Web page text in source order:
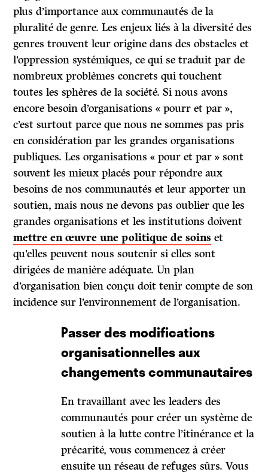
plus d’importance aux communautés de la
pluralité de genre. Les enjeux liés à la diversité des
genres trouvent leur origine dans des obstacles et
l’oppression systémiques, ce qui se traduit par de
nombreux problèmes concrets qui touchent
toutes les sphères de la société. Si nous avons
encore besoin d’organisations « pourr et par »,
c’est surtout parce que nous ne sommes pas pris
en considération par les grandes organisations
publiques. Les organisations « pour et par » sont
souvent les mieux placés pour répondre aux
besoins de nos communautés et leur apporter un
soutien, mais nous ne devons pas oublier que les
grandes organisations et les institutions doivent
mettre en œuvre une politique de soins et
qu’elles peuvent nous soutenir si elles sont
dirigées de manière adéquate. Un plan
d’organisation bien conçu doit tenir compte de son
incidence sur l’environnement de l’organisation.
Passer des modifications
organisationnelles aux
changements communautaires
En travaillant avec les leaders des
communautés pour créer un système de
soutien à la lutte contre l’itinérance et la
précarité, vous commencez à créer
ensuite un réseau de refuges sûrs. Vous